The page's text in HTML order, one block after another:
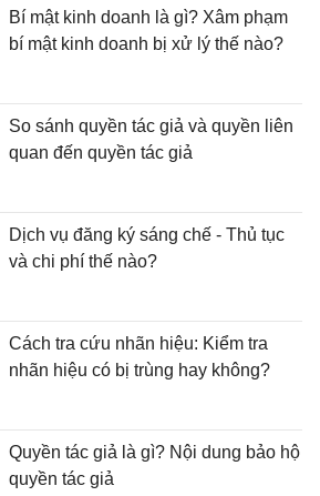
Bí mật kinh doanh là gì? Xâm phạm
bí mật kinh doanh bị xử lý thế nào?
So sánh quyền tác giả và quyền liên
quan đến quyền tác giả
Dịch vụ đăng ký sáng chế - Thủ tục
và chi phí thế nào?
Cách tra cứu nhãn hiệu: Kiểm tra
nhãn hiệu có bị trùng hay không?
Quyền tác giả là gì? Nội dung bảo hộ
quyền tác giả